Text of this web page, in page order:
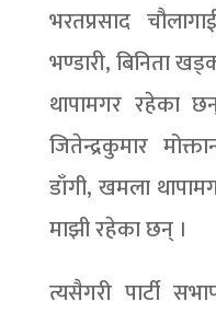
भरतप्रसाद
भण्डारी, बिनिता
थापामगर रहेका
जितेन्द्रकुमार
डाँगी, खमला
माझी रहेका छन् ।
त्यसैगरी पार्टी